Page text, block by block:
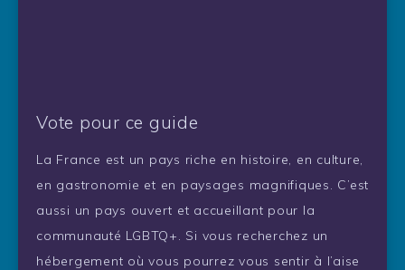
Vote pour ce guide
La France est un pays riche en histoire, en culture,
en gastronomie et en paysages magnifiques. C’est
aussi un pays ouvert et accueillant pour la
communauté LGBTQ+. Si vous recherchez un
hébergement où vous pourrez vous sentir à l’aise